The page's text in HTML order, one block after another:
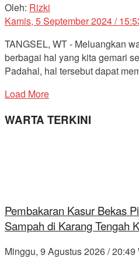
Oleh: Rizki
Kamis, 5 September 2024 /
TANGSEL, WT - Meluangkan
berbagai hal yang kita gemari
Padahal, hal tersebut dapat
Load More
WARTA TERKINI
Pembakaran Kasur Bekas
Sampah di Karang Tengah
Minggu, 9 Agustus 2026 / 20:49